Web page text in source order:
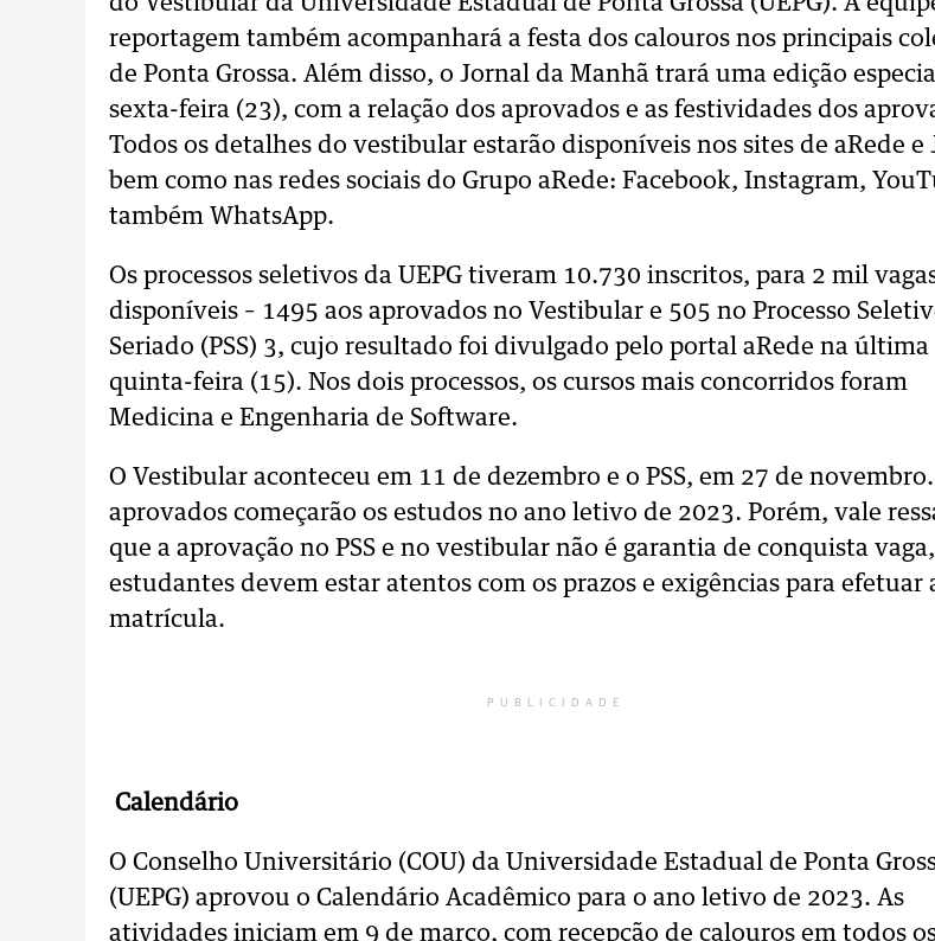
reportagem também acompanhará a festa dos calouros nos principais
de Ponta Grossa. Além disso, o Jornal da Manhã trará uma edição
sexta-feira (23), com a relação dos aprovados e as festividades dos
Todos os detalhes do vestibular estarão disponíveis nos sites de aRede e
bem como nas redes sociais do Grupo aRede: Facebook, Instagram,
também WhatsApp.
Os processos seletivos da UEPG tiveram 10.730 inscritos, para 2 mil
disponíveis – 1495 aos aprovados no Vestibular e 505 no Processo
Seriado (PSS) 3, cujo resultado foi divulgado pelo portal aRede na última
quinta-feira (15). Nos dois processos, os cursos mais concorridos foram
Medicina e Engenharia de Software.
O Vestibular aconteceu em 11 de dezembro e o PSS, em 27 de novembro.
aprovados começarão os estudos no ano letivo de 2023. Porém, vale
que a aprovação no PSS e no vestibular não é garantia de conquista
estudantes devem estar atentos com os prazos e exigências para efetuar
matrícula.
PUBLICIDADE
Calendário
O Conselho Universitário (COU) da Universidade Estadual de Ponta
(UEPG) aprovou o Calendário Acadêmico para o ano letivo de 2023. As
atividades iniciam em 9 de março, com recepção de calouros em todos